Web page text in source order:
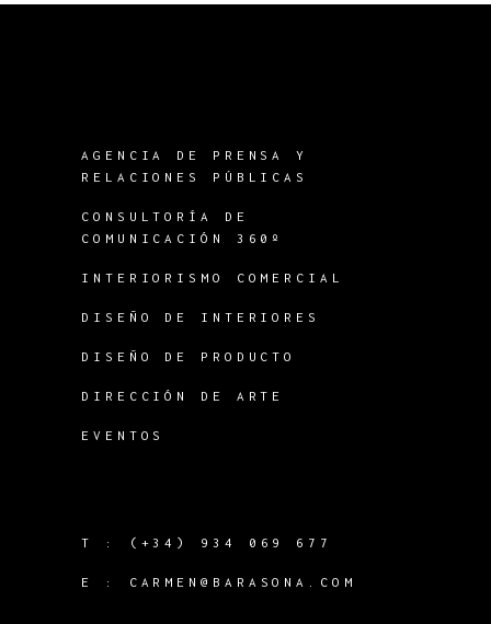
AGENCIA DE PRENSA Y
RELACIONES PÚBLICAS
CONSULTORÍA DE
COMUNICACIÓN 360º
INTERIORISMO COMERCIAL
DISEÑO DE INTERIORES
DISEÑO DE PRODUCTO
DIRECCIÓN DE ARTE
EVENTOS
T : (+34) 934 069 677
E : CARMEN@BARASONA.COM